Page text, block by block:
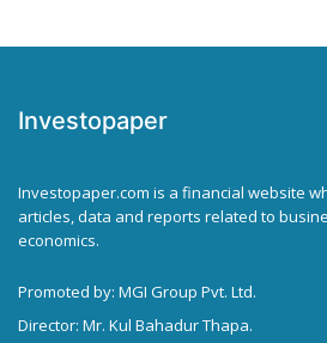
Investopaper
Investopaper.com is a financial website
articles, data and reports related to
economics.
Promoted by: MGI Group Pvt. Ltd.
Director: Mr. Kul Bahadur Thapa.